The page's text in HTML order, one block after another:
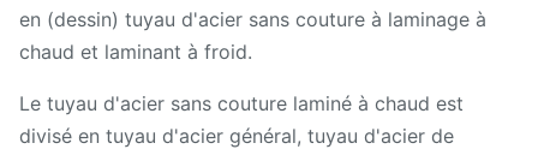
en (dessin) tuyau d'acier sans couture à laminage à
chaud et laminant à froid.
Le tuyau d'acier sans couture laminé à chaud est
divisé en tuyau d'acier général, tuyau d'acier de